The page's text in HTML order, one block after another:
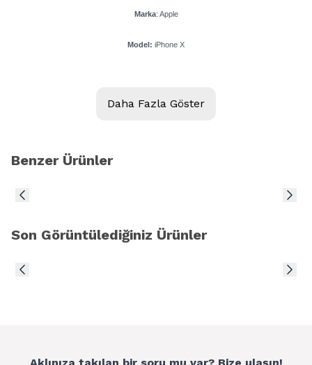
Marka: Apple​
Model: iPhone X
iPhone X için İç Ufak Parçalar 20 Parça Set
Daha Fazla Göster
Benzer Ürünler
Son Görüntülediğiniz Ürünler